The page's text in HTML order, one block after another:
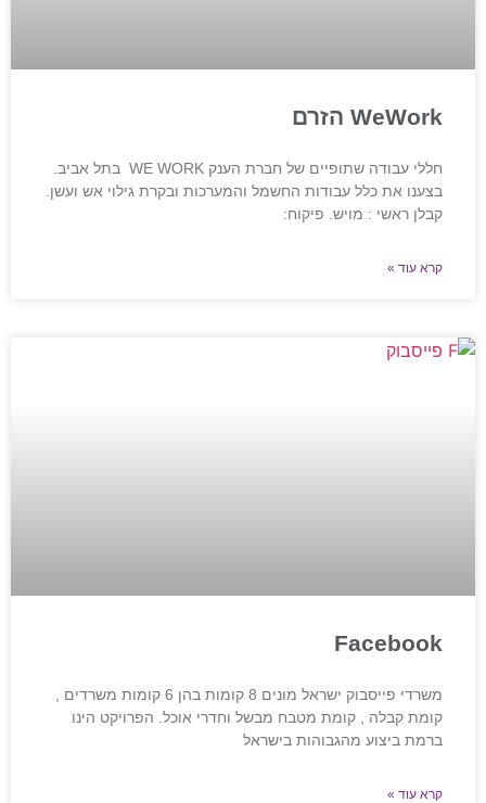
WeWork הזרם
חללי עבודה שתופיים של חברת הענק WE WORK בתל אביב.
בצענו את כלל עבודות החשמל והמערכות ובקרת גילוי אש ועשן.
קבלן ראשי : מויש. פיקוח:
קרא עוד »
Facebook
משרדי פייסבוק ישראל מונים 8 קומות בהן 6 קומות משרדים ,
קומת קבלה , קומת מטבח מבשל וחדרי אוכל. הפרויקט הינו
ברמת ביצוע מהגבוהות בישראל
קרא עוד »